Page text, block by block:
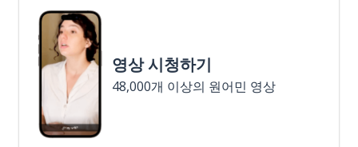
영상 시청하기
48,000개 이상의 원어민 영상